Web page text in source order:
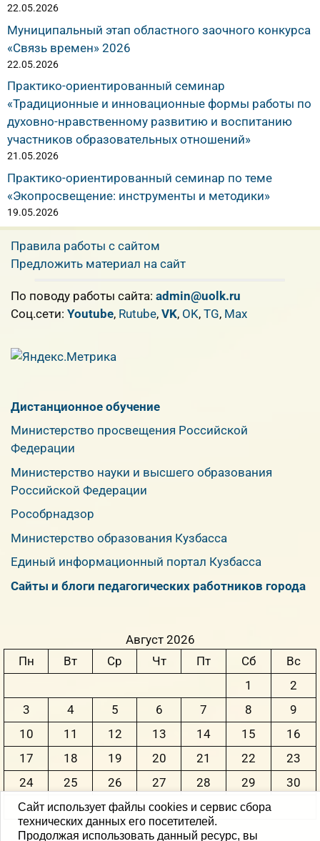
22.05.2026
Муниципальный этап областного заочного конкурса
«Связь времен» 2026
22.05.2026
Практико-ориентированный семинар
«Традиционные и инновационные формы работы по
духовно-нравственному развитию и воспитанию
участников образовательных отношений»
21.05.2026
Практико-ориентированный семинар по теме
«Экопросвещение: инструменты и методики»
19.05.2026
Правила работы с сайтом
Предложить материал на сайт
По поводу работы сайта: admin@uolk.ru
Cоц.сети: Youtube, Rutube, VK, OK, TG, Max
Дистанционное обучение
Министерство просвещения Российской
Федерации
Министерство науки и высшего образования
Российской Федерации
Рособрнадзор
Министерство образования Кузбасса
Единый информационный портал Кузбасса
Сайты и блоги педагогических работников города
Август 2026
Пн
Вт Ср Чт Пт Сб
Вс
1
2
3
4 5 6 7 8
9
10
11 12 13 14 15
16
17
18 19 20 21 22
23
24
25 26 27 28 29
30
31
Сайт использует файлы cookies и сервис сбора
технических данных его посетителей.
Продолжая использовать данный ресурс, вы